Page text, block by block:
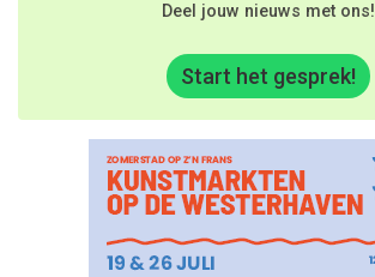
Deel jouw nieuws met ons!
Start het gesprek!